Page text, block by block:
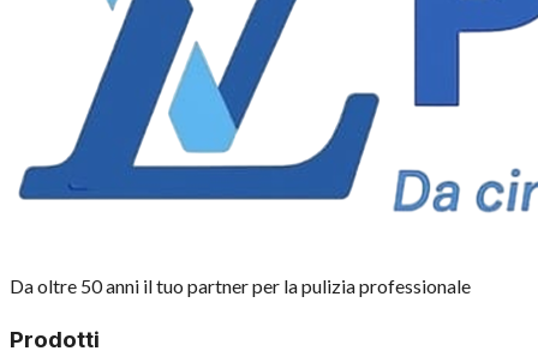
Da oltre 50 anni il tuo partner per la pulizia professionale
Prodotti